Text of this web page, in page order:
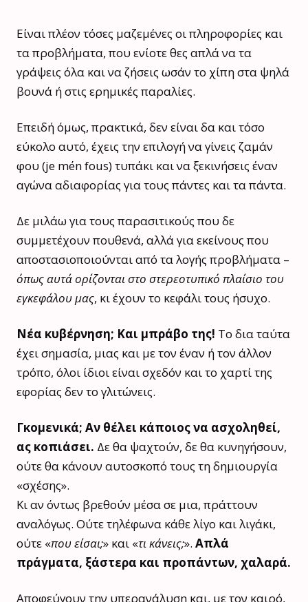
Είναι πλέον τόσες μαζεμένες οι πληροφορίες και
τα προβλήματα, που ενίοτε θες απλά να τα
γράψεις όλα και να ζήσεις ωσάν το χίπη στα ψηλά
βουνά ή στις ερημικές παραλίες.
Επειδή όμως, πρακτικά, δεν είναι δα και τόσο
εύκολο αυτό, έχεις την επιλογή να γίνεις ζαμάν
φου (je m΄en fous) τυπάκι και να ξεκινήσεις έναν
αγώνα αδιαφορίας για τους πάντες και τα πάντα.
Δε μιλάω για τους παρασιτικούς που δε
συμμετέχουν πουθενά, αλλά για εκείνους που
αποστασιοποιούνται από τα λογής προβλήματα –
όπως αυτά ορίζονται στο στερεοτυπικό πλαίσιο του
εγκεφάλου μας, κι έχουν το κεφάλι τους ήσυχο.
Νέα κυβέρνηση; Και μπράβο της! Το δια ταύτα
έχει σημασία, μιας και με τον έναν ή τον άλλον
τρόπο, όλοι ίδιοι είναι σχεδόν και το χαρτί της
εφορίας δεν το γλιτώνεις.
Γκομενικά; Αν θέλει κάποιος να ασχοληθεί,
ας κοπιάσει. Δε θα ψαχτούν, δε θα κυνηγήσουν,
ούτε θα κάνουν αυτοσκοπό τους τη δημιουργία
«σχέσης».
Κι αν όντως βρεθούν μέσα σε μια, πράττουν
αναλόγως. Ούτε τηλέφωνα κάθε λίγο και λιγάκι,
ούτε «που είσαι;» και «τι κάνεις;». Απλά
πράγματα, ξάστερα και προπάντων, χαλαρά.
Αποφεύγουν την υπερανάλυση και, με τον καιρό,